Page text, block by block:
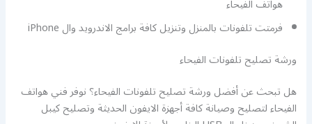
هواتف الفيحاء
فرمتت تلفونات بالمنزل وتنزيل كافة برامج الاندرويد وال iPhone
ورشة تصليح تلفونات الفيحاء
هل تبحث عن أفضل ورشة تصليح تلفونات الفيحاء؟ نوفر فني هواتف
الفيحاء لتصليح وصيانة كافة أجهزة الايفون الحديثة وتصليح كيبل